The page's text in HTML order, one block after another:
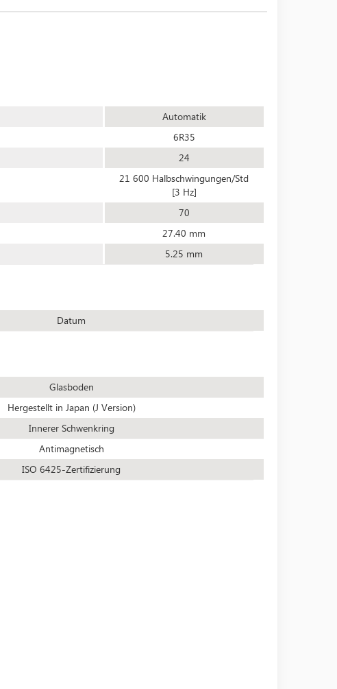
Automatik
6R35
24
21 600 Halbschwingungen/Std
[3 Hz]
70
27.40 mm
5.25 mm
Datum
Glasboden
Hergestellt in Japan (J Version)
Innerer Schwenkring
Antimagnetisch
ISO 6425-Zertifizierung